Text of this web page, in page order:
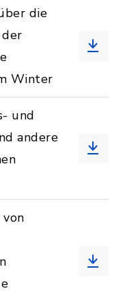
die
Winter
und
andere